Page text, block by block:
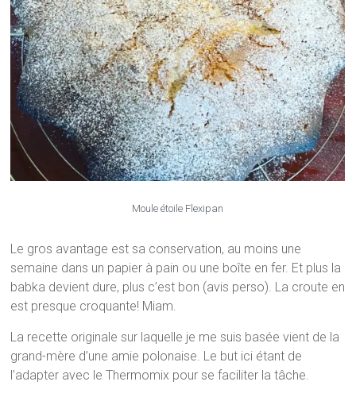
Moule étoile Flexipan
Le gros avantage est sa conservation, au moins une
semaine dans un papier à pain ou une boîte en fer. Et plus la
babka devient dure, plus c’est bon (avis perso). La croute en
est presque croquante! Miam.
La recette originale sur laquelle je me suis basée vient de la
grand-mère d’une amie polonaise. Le but ici étant de
l’adapter avec le Thermomix pour se faciliter la tâche.